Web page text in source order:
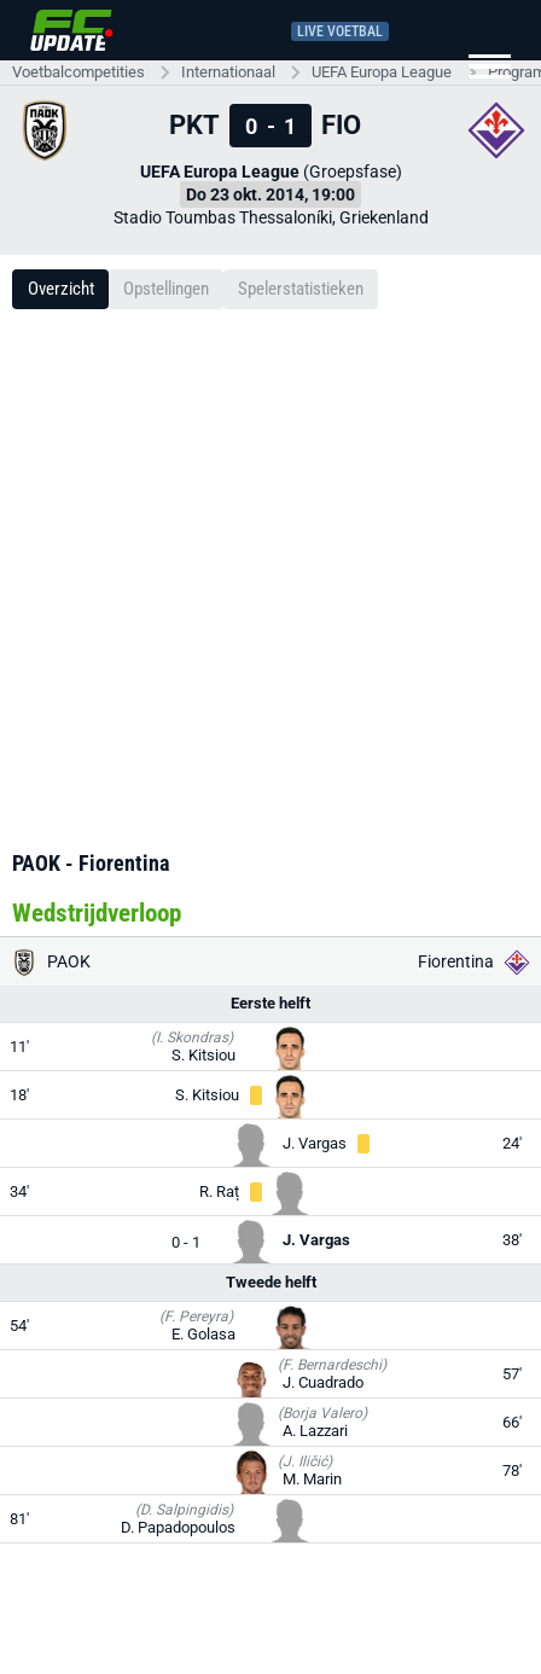
LIVE VOETBAL
Voetbalcompetities Internationaal UEFA Europa League
PKT 0 - 1 FIO
UEFA Europa League(Groepsfase)
Do 23 okt. 2014, 19:00
Stadio Toumbas Thessaloníki, Griekenland
Overzicht Opstellingen Spelerstatistieken
PAOK - Fiorentina
Wedstrijdverloop
PAOK Fiorentina
Eerste helft
11' (I. Skondras)
S. Kitsiou
18' S. Kitsiou
J. Vargas 24'
34' R. Raț
0 - 1 J. Vargas 38'
Tweede helft
54' (F. Pereyra)
E. Golasa
(F. Bernardeschi)
J. Cuadrado 57'
(Borja Valero)
A. Lazzari 66'
(J. Iličić)
M. Marin 78'
81' (D. Salpingidis)
D. Papadopoulos